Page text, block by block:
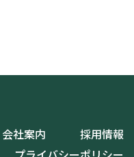
会社案内
採用情報